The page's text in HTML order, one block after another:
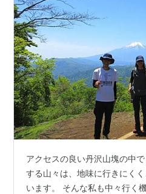
アクセスの良い丹沢山塊の中
する山々は、地味に行きにく
います。 そんな私も中々行く